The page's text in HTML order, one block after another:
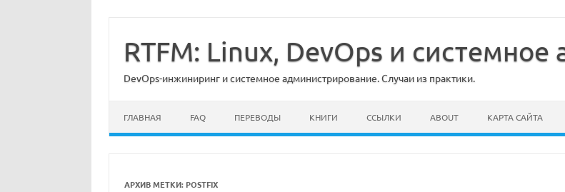
содержимому
RTFM: Linux, DevOps и
DevOps-инжиниринг и системное администрирование. Случаи из практики.
ГЛАВНАЯ FAQ ПЕРЕВОДЫ КНИГИ ССЫЛКИ ABOUT КАРТА САЙТА
АРХИВ МЕТКИ: POSTFIX